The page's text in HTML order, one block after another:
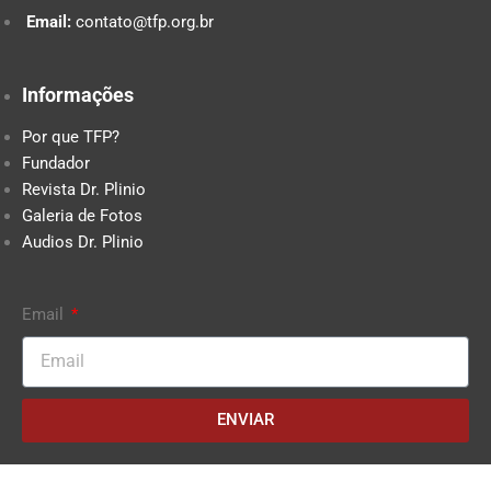
Email: contato@tfp.org.br
Informações
Por que TFP?
Fundador
Revista Dr. Plinio
Galeria de Fotos
Audios Dr. Plinio
Email
ENVIAR